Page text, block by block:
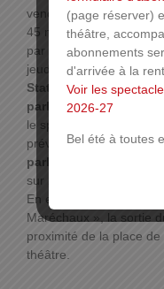
vendredi de 10h30 à
45 minutes avant le
par téléphone au 03 89
jeudi et vendredi de
Stationnement :
parking Réunion
le spectacle et jusqu’à
prévue du spectacle,
parking des Maréchaux
sur 24h. Forfait 1 € de
En empruntant l’issue
Maréchaux », la sortie
proximité de la place
théâtre.
(page réserver)
théâtre,
abonnements
d'arrivée à la
Voir les
2026-27
Bel été à toutes